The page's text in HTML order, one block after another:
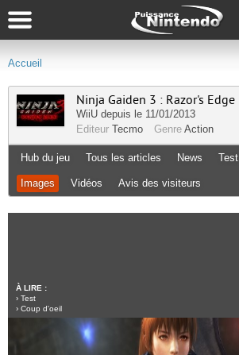
Accueil
Ninja Gaiden 3 : Razor's Edge
WiiU depuis le 11/01/2013
Editeur Tecmo Genre Action
Hub du jeu Tous les articles News Test
Images Vidéos Avis des visiteurs
À LIRE :
› Test
› Coup d'oeil